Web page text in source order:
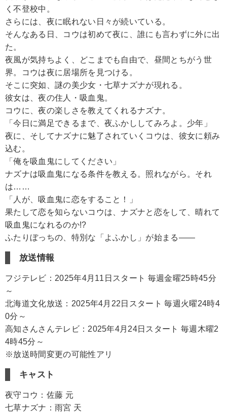
く不登校中。
さらには、夜に眠れない日々が続いている。
そんなある日、コウは初めて夜に、誰にも言わずに外に出
た。
夜風が気持ちよく、どこまでも自由で、昼間とちがう世
界。コウは夜に居場所を見つける。
そこに突如、謎の美少女・七草ナズナが現れる。
彼女は、夜の住人・吸血鬼。
コウに、夜の楽しさを教えてくれるナズナ。
「今日に満足できるまで、夜ふかししてみろよ。少年」
夜に、そしてナズナに魅了されていくコウは、彼女に頼み
込む。
「俺を吸血鬼にしてください」
ナズナは吸血鬼になる条件を教える。照れながら。それ
は……
「人が、吸血鬼に恋をすること！」
果たして恋を知らないコウは、ナズナと恋をして、晴れて
吸血鬼になれるのか!?
ふたりぼっちの、特別な「よふかし」が始まる――
放送情報
フジテレビ：2025年4月11日スタート 毎週金曜25時45分
～
北海道文化放送：2025年4月22日スタート 毎週火曜24時4
0分～
高知さんさんテレビ：2025年4月24日スタート 毎週木曜2
4時45分～
※放送時間変更の可能性アリ
キャスト
夜守コウ：佐藤 元
七草ナズナ：雨宮 天